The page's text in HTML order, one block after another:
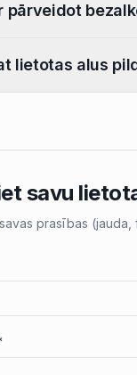
pārveidot
lietotas alus
savu
prasības